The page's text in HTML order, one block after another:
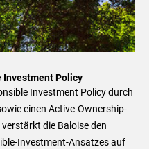
Investment Policy
Investment Policy durch
einen Active-Ownership-
die Baloise den
Investment-Ansatzes auf